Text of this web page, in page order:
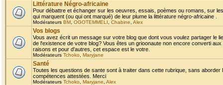
Littérature Négro-africaine
Pour débattre et échanger sur les oeuvres, essais, poèmes ou romans, sur
qui marquent (ou qui ont marqué) de leur plume la littérature négro-africaine .
Modérateurs BM OGOTEMMELI Chabine Alex
Vos blogs
Vous avez écrit un message sur votre blog que dont vous voulez partager le
de l'existence de votre blog? Vous êtes un grioonaute non encore converti
raisons et pour d'autres, cet espace est le votre.
Modérateurs Tchoko Maryjane
Santé
Toutes les questions de sante sont à traiter dans cette rubrique, sans
compétences attestées. Merci
Modérateurs Tchoko Maryjane Alex